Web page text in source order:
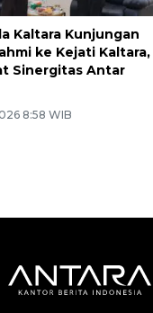
Kaltara Kunjungan
ke Kejati Kaltara,
Sinergitas Antar
8:58 WIB